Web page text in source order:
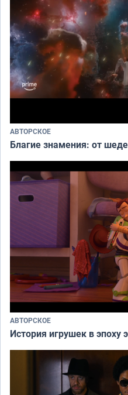
АВТОРСКОЕ
Благие знамения: от
АВТОРСКОЕ
История игрушек в эпоху